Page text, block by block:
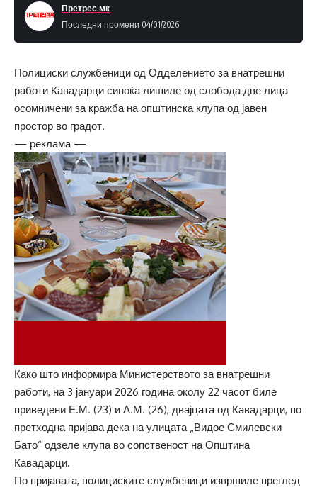
Последни промени 04/01/2026
Претрес.мк
Полициски службеници од Одделението за внатрешни
работи Кавадарци синоќа лишиле од слобода две лица
осомничени за кражба на општинска клупа од јавен
простор во градот.
— реклама —
Како што информира Министерството за внатрешни
работи, на 3 јануари 2026 година околу 22 часот биле
приведени Е.М. (23) и А.М. (26), двајцата од Кавадарци, по
претходна пријава дека на улицата „Видое Смилевски
Бато“ одзеле клупа во сопственост на Општина
Кавадарци.
По пријавата, полициските службеници извршиле преглед